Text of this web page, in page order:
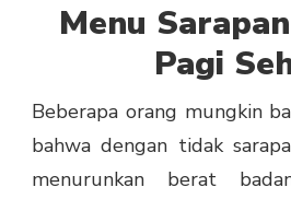
Menu
Pagi
Beberapa orang mungkin
bahwa dengan tidak
menurunkan berat